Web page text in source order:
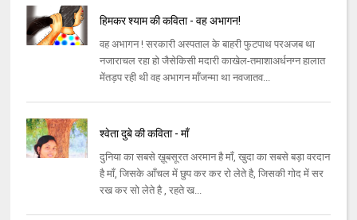
हिमकर श्याम की कविता - वह अभागन!
वह अभागन ! सरकारी अस्पताल के बाहरी फुटपाथ परअजब था
नजाराचल रहा हो जैसेकिसी मदारी काखेल-तमाशाअर्धनग्न हालात
मेंतड़प रही थी वह अभागन माँजन्मा था नवजातव...
श्वेता दुबे की कविता - माँ
दुनिया का सबसे ख़ूबसूरत अरमान है माँ, खुदा का सबसे बड़ा वरदान
है माँ, जिसके आँचल में छुप कर कर रो लेते है, जिसकी गोद में सर
रख कर सो लेते है , रहते ख...